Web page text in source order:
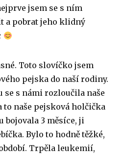
jsem se s ním
a pobrat jeho klidný
Toto slovíčko jsem
pejska do naší rodiny.
se s námi rozloučila naše
naše pejsková holčička
bojovala 3 měsíce, ji
Bylo to hodně těžké,
Trpěla leukemií,